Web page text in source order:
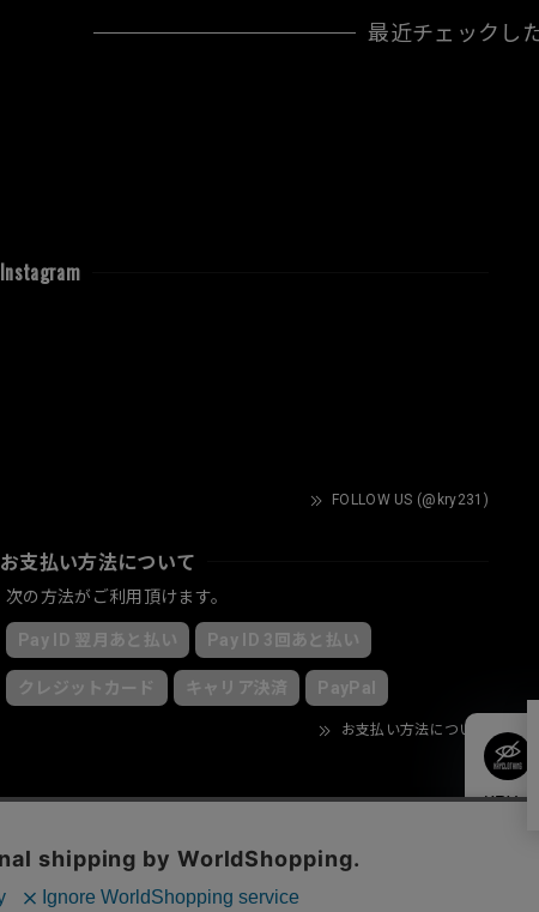
最近チェックし
Instagram
FOLLOW US (@kry231)
お支払い方法について
次の方法がご利用頂けます。
Pay ID 翌月あと払い Pay ID 3回あと払い
クレジットカード キャリア決済 PayPal
お支払い方法について
© KRY clothing